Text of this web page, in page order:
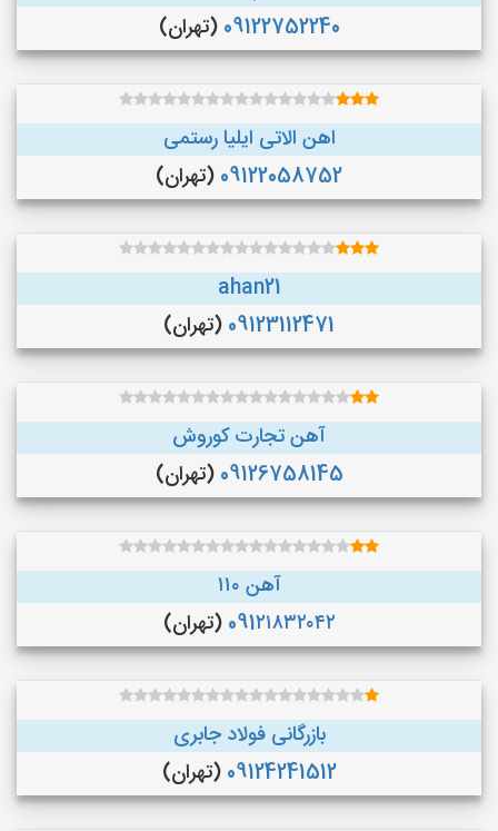
09122752240 (تهران)
اهن الاتی ایلیا رستمی
09122058752 (تهران)
ahan21
09123112471 (تهران)
آهن تجارت کوروش
09126758145 (تهران)
آهن ۱۱۰
091۲۱۸۳۲۰۴۲ (تهران)
بازرگانی فولاد جابری
09124241512 (تهران)